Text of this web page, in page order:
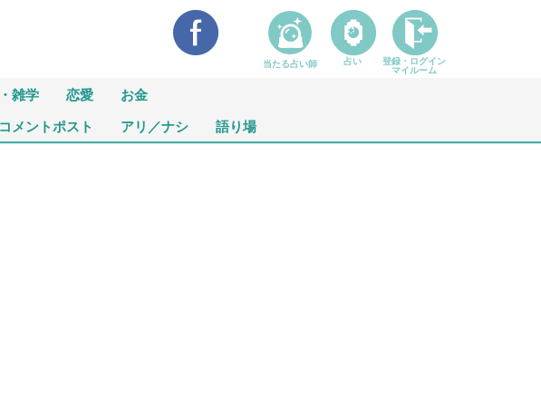
雑学 恋愛 お金
コメントポスト アリ／ナシ 語り場
当たる占い師 占い
登録・ログイン
マイルーム